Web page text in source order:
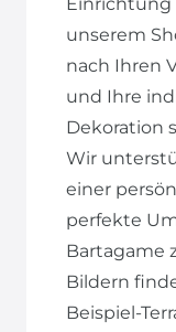
unserem
nach Ihren
und Ihre
Dekoration
Wir
einer
perfekte
Bartagame
Bildern
Beispiel-